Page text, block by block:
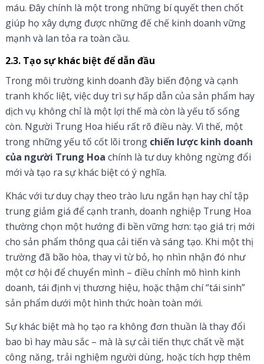
máu. Đây chính là một trong những bí quyết then chốt
giúp họ xây dựng được những đế chế kinh doanh vững
mạnh và lan tỏa ra toàn cầu.
2.3. Tạo sự khác biệt để dẫn đầu
Trong môi trường kinh doanh đầy biến động và cạnh
tranh khốc liệt, việc duy trì sự hấp dẫn của sản phẩm hay
dịch vụ không chỉ là một lợi thế mà còn là yếu tố sống
còn. Người Trung Hoa hiểu rất rõ điều này. Vì thế, một
trong những yếu tố cốt lõi trong chiến lược kinh doanh
của người Trung Hoa chính là tư duy không ngừng đổi
mới và tạo ra sự khác biệt có ý nghĩa.
Khác với tư duy chạy theo trào lưu ngắn hạn hay chỉ tập
trung giảm giá để cạnh tranh, doanh nghiệp Trung Hoa
thường chọn một hướng đi bền vững hơn: tạo giá trị mới
cho sản phẩm thông qua cải tiến và sáng tạo. Khi một thị
trường đã bão hòa, thay vì từ bỏ, họ nhìn nhận đó như
một cơ hội để chuyển mình – điều chỉnh mô hình kinh
doanh, tái định vị thương hiệu, hoặc thậm chí “tái sinh”
sản phẩm dưới một hình thức hoàn toàn mới.
Sự khác biệt mà họ tạo ra không đơn thuần là thay đổi
bao bì hay màu sắc – mà là sự cải tiến thực chất về mặt
công năng, trải nghiệm người dùng, hoặc tích hợp thêm